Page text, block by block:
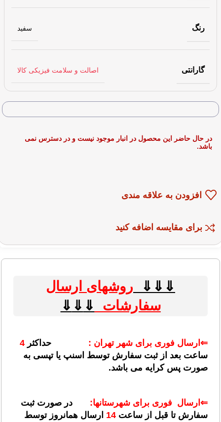
رنگ سفید
گارانتی اصالت و سلامت فیزیکی کالا
در حال حاضر این محصول در انبار موجود نیست و در دسترس نمی
باشد.
افزودن به علاقه مندی
برای مقایسه اضافه کنید
⇓⇓⇓ روشهای ارسال
سفارشات
⇓
⇓
⇓
⇐ارسال فوری برای شهر تهران : حداکثر 4
ساعت بعد از ثبت سفارش توسط اسنپ یا تپسی به
صورت پس کرایه می باشد.
⇐ارسال فوری برای شهرستانها: در صورت ثبت
سفارش تا قبل از ساعت 14 ارسال همانروز توسط